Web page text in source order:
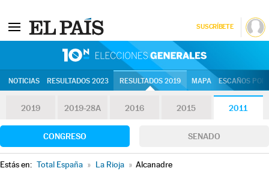
SUSCRÍBETE
NOTICIAS RESULTADOS 2023 RESULTADOS 2019 MAPA ESCAÑOS
2019 2019-28A 2016 2015 2011
CONGRESO SENADO
Estás en: Total España » La Rioja » Alcanadre